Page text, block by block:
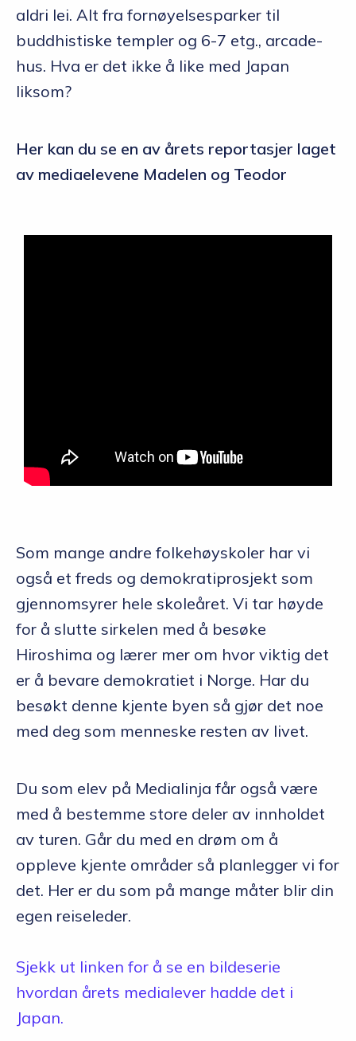
aldri lei. Alt fra fornøyelsesparker til
buddhistiske templer og 6-7 etg., arcade-
hus. Hva er det ikke å like med Japan
liksom?
Her kan du se en av årets reportasjer laget
av mediaelevene Madelen og Teodor
Som mange andre folkehøyskoler har vi
også et freds og demokratiprosjekt som
gjennomsyrer hele skoleåret. Vi tar høyde
for å slutte sirkelen med å besøke
Hiroshima og lærer mer om hvor viktig det
er å bevare demokratiet i Norge. Har du
besøkt denne kjente byen så gjør det noe
med deg som menneske resten av livet.
Du som elev på Medialinja får også være
med å bestemme store deler av innholdet
av turen. Går du med en drøm om å
oppleve kjente områder så planlegger vi for
det. Her er du som på mange måter blir din
egen reiseleder.
Sjekk ut linken for å se en bildeserie
hvordan årets medialever hadde det i
Japan.